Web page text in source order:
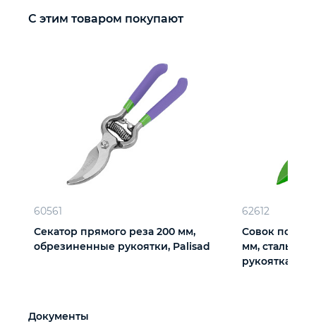
Крепежный инструмент
Режущий инструмент
Прочий инструмент
С этим товаром покупают
60561
Секатор прямого реза 200 мм,
обрезиненные рукоятки, Palisad
62612
Совок
мм,
рукоятка,
Документы